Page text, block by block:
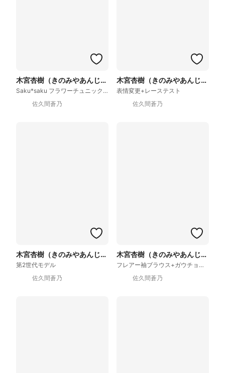
木宮杏樹（きのみやあんじゅ）
Saku*saku フラワーチュニックブラウス他
佐久間蒼乃
木宮杏樹（きのみやあんじゅ）
表情変更+レーステスト
佐久間蒼乃
木宮杏樹（きのみやあんじゅ）
第2世代モデル
佐久間蒼乃
木宮杏樹（きのみやあんじゅ）
フレアー袖ブラウス+ガウチョパンツ
佐久間蒼乃